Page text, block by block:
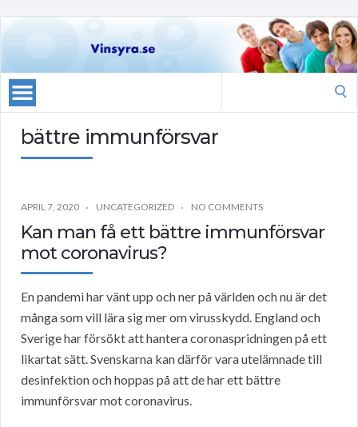
bättre immunförsvar
APRIL 7, 2020 UNCATEGORIZED NO COMMENTS
Kan man få ett bättre immunförsvar
mot coronavirus?
En pandemi har vänt upp och ner på världen och nu är det
många som vill lära sig mer om virusskydd. England och
Sverige har försökt att hantera coronaspridningen på ett
likartat sätt. Svenskarna kan därför vara utelämnade till
desinfektion och hoppas på att de har ett bättre
immunförsvar mot coronavirus.